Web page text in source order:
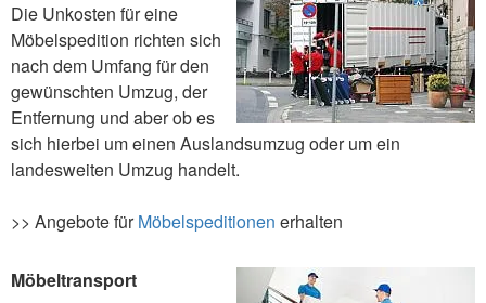
Die Unkosten für eine
Möbelspedition richten sich
nach dem Umfang für den
gewünschten Umzug, der
Entfernung und aber ob es
sich hierbei um einen Auslandsumzug oder um ein
landesweiten Umzug handelt.
>> Angebote fürMöbelspeditionen erhalten
Möbeltransport